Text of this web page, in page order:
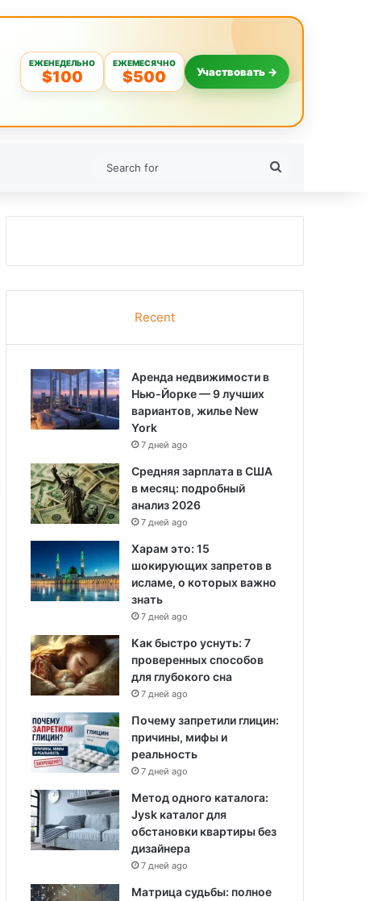
ЕЖЕНЕДЕЛЬНО
$100
ЕЖЕМЕСЯЧНО
$500 Участвовать →
Recent
Аренда недвижимости в
Нью-Йорке — 9 лучших
вариантов, жилье New
York
7 дней ago
Средняя зарплата в США
в месяц: подробный
анализ 2026
7 дней ago
Харам это: 15
шокирующих запретов в
исламе, о которых важно
знать
7 дней ago
Как быстро уснуть: 7
проверенных способов
для глубокого сна
7 дней ago
Почему запретили глицин:
причины, мифы и
реальность
7 дней ago
Метод одного каталога:
Jysk каталог для
обстановки квартиры без
дизайнера
7 дней ago
Матрица судьбы: полное